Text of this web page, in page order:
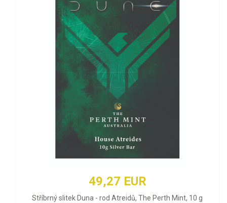
49,27 EUR
Stříbrný slitek Duna - rod Atreidů, The Perth Mint, 10 g